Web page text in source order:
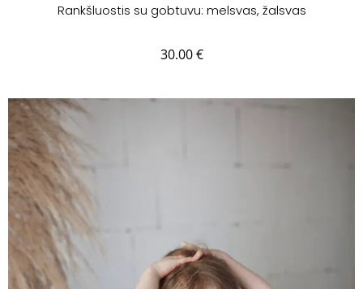
Rankšluostis su gobtuvu: melsvas, žalsvas
30.00€